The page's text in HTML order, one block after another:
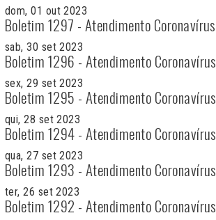
dom, 01 out 2023
Boletim 1297 - Atendimento Coronavírus
sab, 30 set 2023
Boletim 1296 - Atendimento Coronavírus
sex, 29 set 2023
Boletim 1295 - Atendimento Coronavírus
qui, 28 set 2023
Boletim 1294 - Atendimento Coronavírus
qua, 27 set 2023
Boletim 1293 - Atendimento Coronavírus
ter, 26 set 2023
Boletim 1292 - Atendimento Coronavírus